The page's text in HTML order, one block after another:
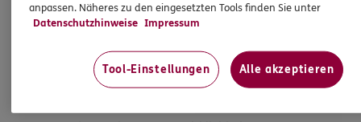
anpassen. Näheres zu den eingesetzten Tools finden Sie unter
Datenschutzhinweise Impressum
Tool-Einstellungen Alle akzeptieren